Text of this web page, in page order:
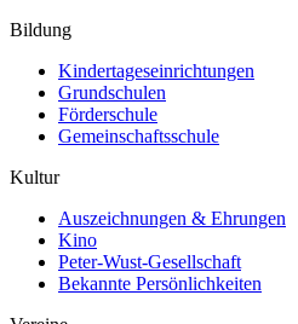
Bildung
Kindertageseinrichtungen
Grundschulen
Förderschule
Gemeinschaftsschule
Kultur
Auszeichnungen & Ehrungen
Kino
Peter-Wust-Gesellschaft
Bekannte Persönlichkeiten